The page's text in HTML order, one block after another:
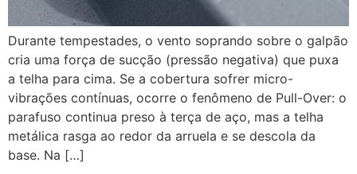
Durante tempestades, o vento soprando sobre o galpão
cria uma força de sucção (pressão negativa) que puxa
a telha para cima. Se a cobertura sofrer micro-
vibrações contínuas, ocorre o fenômeno de Pull-Over: o
parafuso continua preso à terça de aço, mas a telha
metálica rasga ao redor da arruela e se descola da
base. Na […]